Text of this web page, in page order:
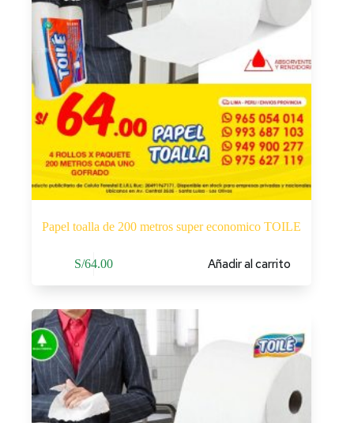
Papel toalla de 200 metros super economico TOILE
S/64.00 Añadir al carrito